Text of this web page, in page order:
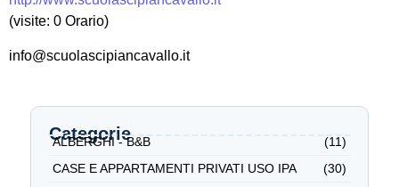
(visite: 0 Orario)
info@scuolascipiancavallo.it
Categorie
ALBERGHI - B&B
(11)
CASE E APPARTAMENTI PRIVATI USO IPA
(30)